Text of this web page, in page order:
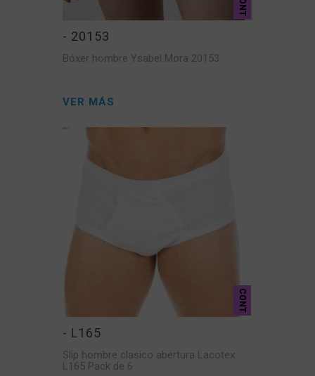
- 20153
Bóxer hombre Ysabel Mora 20153
VER MÁS
CONT
- L165
Slip hombre clasico abertura Lacotex
L165 Pack de 6